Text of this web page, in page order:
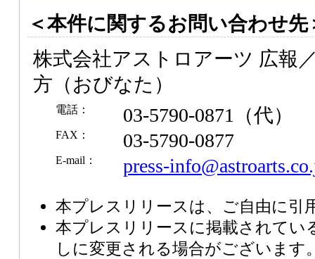
＜本件に関するお問い合わせ先
株式会社アストロアーツ 広報
方（おびなた）
電話： 03-5790-0871（代）
FAX： 03-5790-0877
E-mail： press-
本プレスリリースは、ご自由に引
本プレスリリースに掲載されてい
しに変更される場合がございます